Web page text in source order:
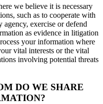
we believe it is necessary
such as to cooperate with
exercise or defend
as evidence in litigation
your information where
vital interests or the vital
involving potential threats
DO WE SHARE